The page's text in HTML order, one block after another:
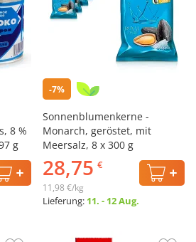
8 %
g
-7%
Sonnenblumenkerne -
Monarch, geröstet, mit
Meersalz, 8 х 300 g
28,75 €
11,98 €/kg
Lieferung: 11. - 12 Aug.